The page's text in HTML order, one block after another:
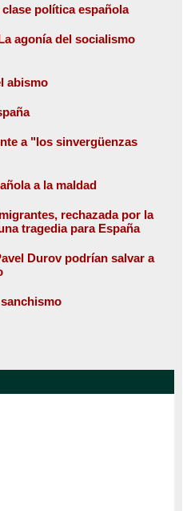
política española
agonía del socialismo
abismo
a "los sinvergüenzas
a la maldad
rechazada por la
tragedia para España
Durov podrían salvar a